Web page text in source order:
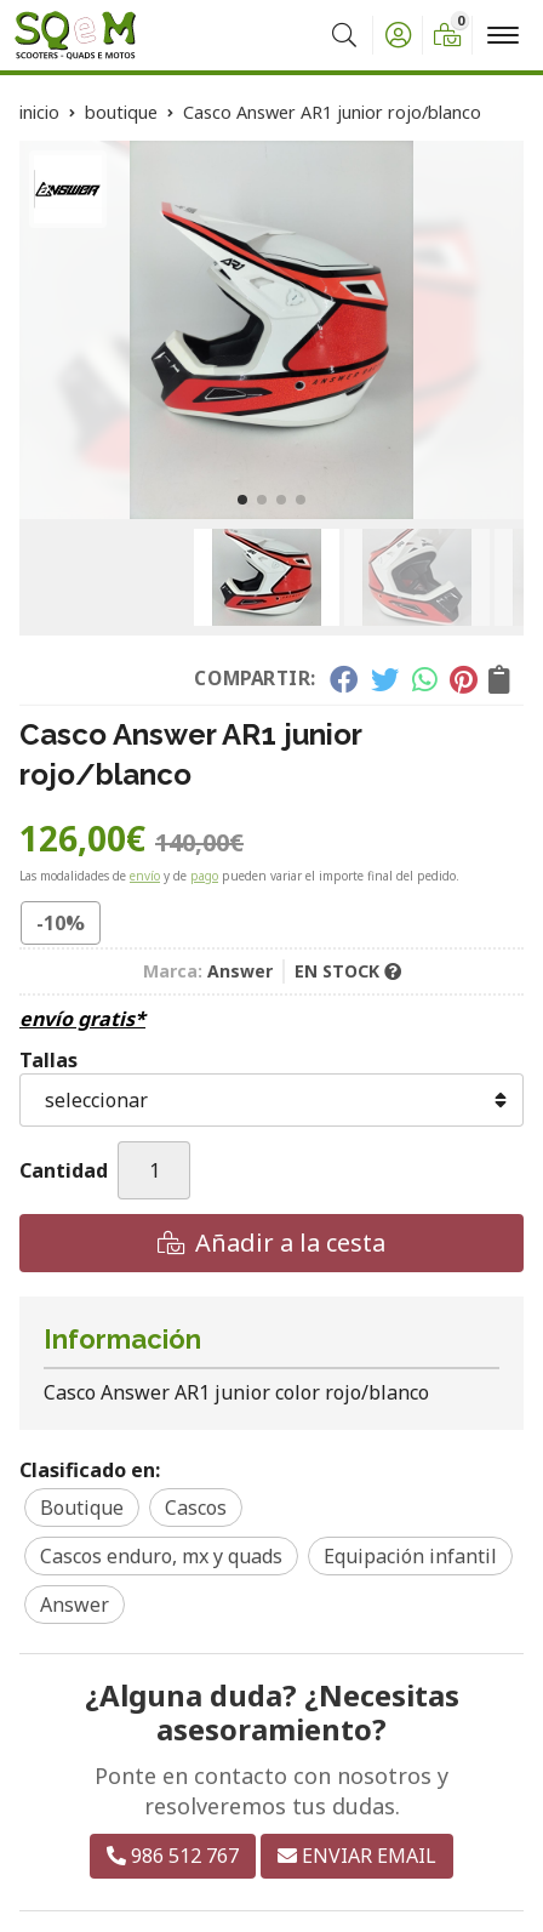
Buscar
0
inicio boutique Casco Answer AR1 junior rojo/blanco
COMPARTIR:
Casco Answer AR1 junior
rojo/blanco
126,00€ 140,00€
Las modalidades de envío y de pago pueden variar el importe final del pedido.
-10%
Marca: Answer EN STOCK
envío gratis*
Tallas
Cantidad
Añadir a la cesta
Información
Casco Answer AR1 junior color rojo/blanco
Clasificado en:
Boutique
Cascos
Cascos enduro, mx y quads
Equipación infantil
Answer
¿Alguna duda? ¿Necesitas
asesoramiento?
Ponte en contacto con nosotros y
resolveremos tus dudas.
986 512 767 ENVIAR EMAIL